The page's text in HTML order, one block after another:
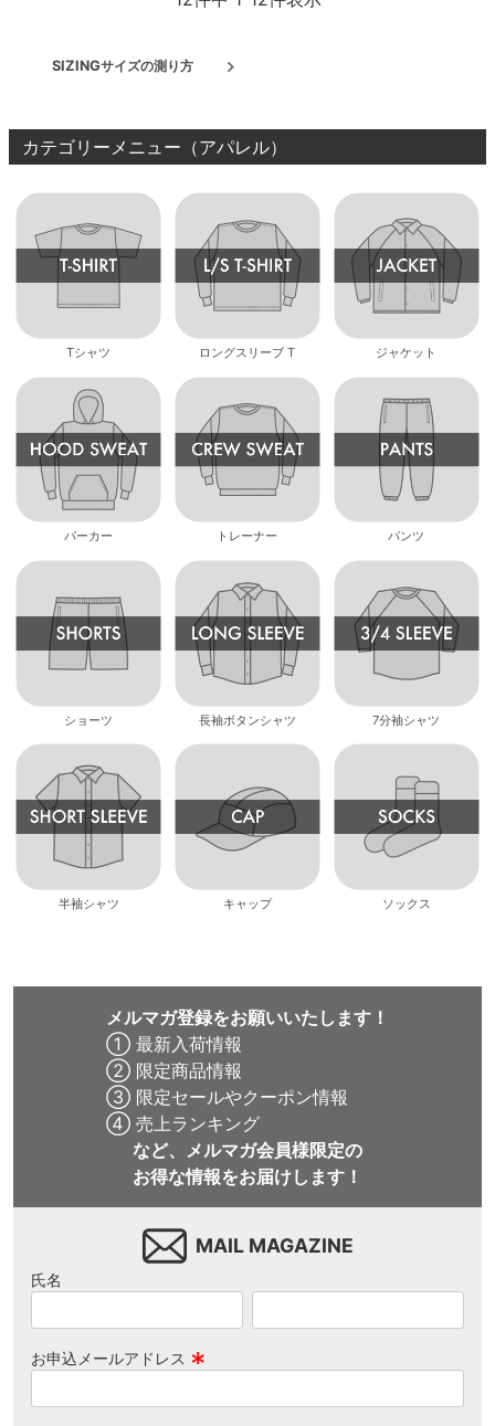
SIZINGサイズの測り方
カテゴリーメニュー（アパレル）
Tシャツ ロングスリーブ T ジャケット
パーカー トレーナー パンツ
ショーツ 長袖ボタンシャツ 7分袖シャツ
半袖シャツ キャップ ソックス
メルマガ登録をお願いいたします！
① 最新入荷情報
② 限定商品情報
③ 限定セールやクーポン情報
④ 売上ランキング
など、メルマガ会員様限定の
お得な情報をお届けします！
MAIL MAGAZINE
氏名
お申込メールアドレス